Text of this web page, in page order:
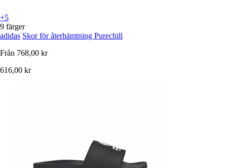
+5
9 färger
adidas Skor för återhämtning Purechill
Från 768,00 kr
616,00 kr